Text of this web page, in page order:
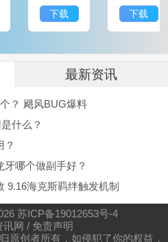
下载 下载
最新资讯
？ 飓风BUG爆料
什么？
？
哪个做副手好？
9.16海克斯羁绊触发机制
苏ICP备19012653号-4
讯网 / 免责声明
原创者所有，如侵犯了你的权益，